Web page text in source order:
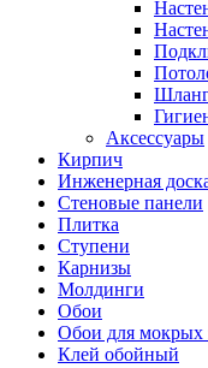
Аксессуары
Кирпич
Инженерная
Стеновые панели
Плитка
Ступени
Карнизы
Молдинги
Обои
Обои для мокрых
Клей обойный